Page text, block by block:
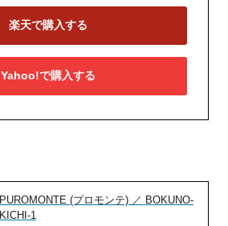
楽天で購入する
Yahoo!で購入する
PUROMONTE (プロモンテ) ／ BOKUNO-
KICHI-1